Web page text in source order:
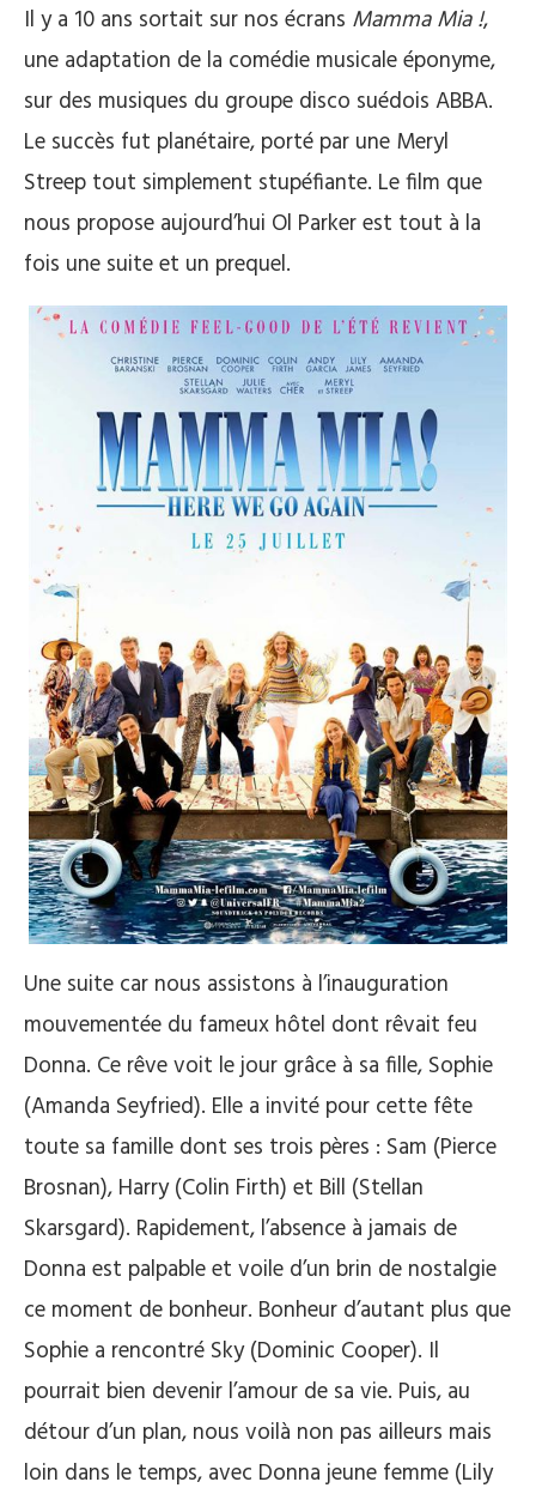
Il y a 10 ans sortait sur nos écrans Mamma Mia !,
une adaptation de la comédie musicale éponyme,
sur des musiques du groupe disco suédois ABBA.
Le succès fut planétaire, porté par une Meryl
Streep tout simplement stupéfiante. Le film que
nous propose aujourd’hui Ol Parker est tout à la
fois une suite et un prequel.
Une suite car nous assistons à l’inauguration
mouvementée du fameux hôtel dont rêvait feu
Donna. Ce rêve voit le jour grâce à sa fille, Sophie
(Amanda Seyfried). Elle a invité pour cette fête
toute sa famille dont ses trois pères : Sam (Pierce
Brosnan), Harry (Colin Firth) et Bill (Stellan
Skarsgard). Rapidement, l’absence à jamais de
Donna est palpable et voile d’un brin de nostalgie
ce moment de bonheur. Bonheur d’autant plus que
Sophie a rencontré Sky (Dominic Cooper). Il
pourrait bien devenir l’amour de sa vie. Puis, au
détour d’un plan, nous voilà non pas ailleurs mais
loin dans le temps, avec Donna jeune femme (Lily